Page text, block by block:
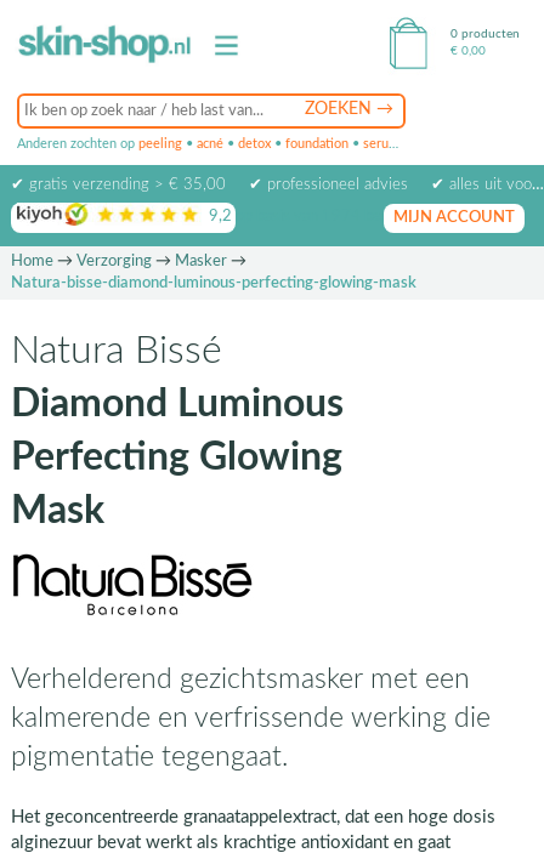
Anderen zochten op peeling • acné • detox • foundation • serum
0 producten
€ 0,00
✔ gratis verzending > € 35,00 ✔ professioneel advies
✔ alles uit voorraad leverbaar
9,2 op basis van beoordelingen
MIJN ACCOUNT
Home→ Verzorging→ Masker→
Natura-bisse-diamond-luminous-perfecting-glowing-mask
Natura Bissé
Diamond Luminous
Perfecting Glowing
Mask
Verhelderend gezichtsmasker met een
kalmerende en verfrissende werking die
pigmentatie tegengaat.
Het geconcentreerde granaatappelextract, dat een hoge dosis
alginezuur bevat werkt als krachtige antioxidant en gaat